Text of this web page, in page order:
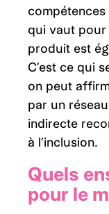
qui vaut pour
produit est
C’est ce qui
on peut
par un
indirecte
à l’inclusion.
Quels
pour le